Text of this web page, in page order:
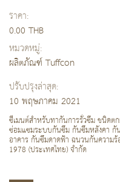
ราคา:
0.00 THB
หมวดหมู่:
ผลิตภัณฑ์ Tuffcon
ปรับปรุงล่าสุด:
10 พฤษภาคม 2021
ซีเมนต์สำหรับทากันการรั่วซึม ชนิดตก
ซ่อมแซมระบบกันซึม กันซึมหลังคา
อาคาร กันซึมดาดฟ้า ฉนวนกันความ
1978 (ประเทศไทย) จำกัด